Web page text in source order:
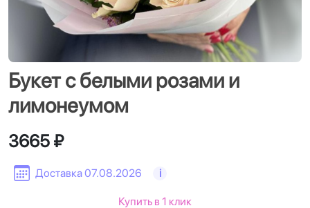
Букет с белыми розами и
лимонеумом
Доставка 07.08.2026 i
3665 ₽
Купить в 1 клик